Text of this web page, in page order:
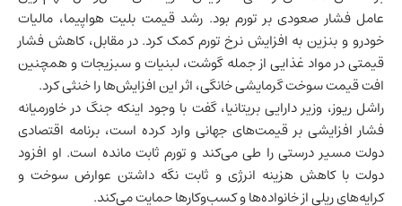
عامل فشار صعودی بر تورم بود. رشد قیمت بلیت هواپیما، مالیات
خودرو و بنزین به افزایش نرخ تورم کمک کرد. در مقابل، کاهش فشار
قیمتی در مواد غذایی از جمله گوشت، لبنیات و سبزیجات و همچنین
افت قیمت سوخت گرمایشی خانگی، اثر این افزایش‌ها را خنثی کرد.
راشل ریوز، وزیر دارایی بریتانیا، گفت با وجود اینکه جنگ در خاورمیانه
فشار افزایشی بر قیمت‌های جهانی وارد کرده است، برنامه اقتصادی
دولت مسیر درستی را طی می‌کند و تورم ثابت مانده است. او افزود
دولت با کاهش هزینه انرژی و ثابت نگه داشتن عوارض سوخت و
کرایه‌های ریلی از خانواده‌ها و کسب‌وکارها حمایت می‌کند.